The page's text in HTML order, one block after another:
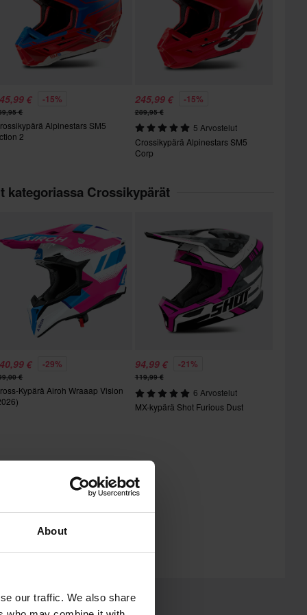
About
our traffic. We also share
€ -15%
€
Alpinestars SM5
2
245,99 € -15%
289,95 €
5 Arvostelut
Crossikypärä Alpinestars SM5
Corp
kategoriassa Crossikypärät
€ -29%
€
Kypärä Airoh Wraaap Vision
94,99 € -21%
119,99 €
6 Arvostelut
MX-kypärä Shot Furious Dust